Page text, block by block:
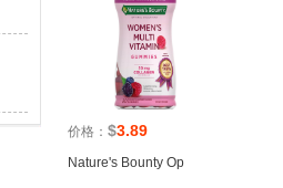
价格： $3.89
Nature's Bounty Op